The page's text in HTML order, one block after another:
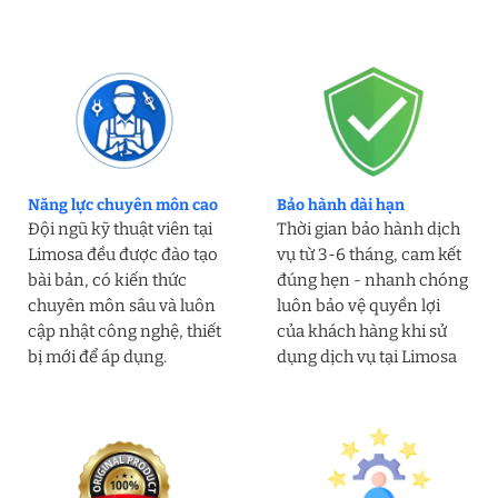
Năng lực chuyên môn cao
Đội ngũ kỹ thuật viên tại
Limosa đều được đào tạo
bài bản, có kiến thức
chuyên môn sâu và luôn
cập nhật công nghệ, thiết
bị mới để áp dụng.
Bảo hành dài hạn
Thời gian bảo hành dịch
vụ từ 3-6 tháng, cam kết
đúng hẹn - nhanh chóng
luôn bảo vệ quyền lợi
của khách hàng khi sử
dụng dịch vụ tại Limosa